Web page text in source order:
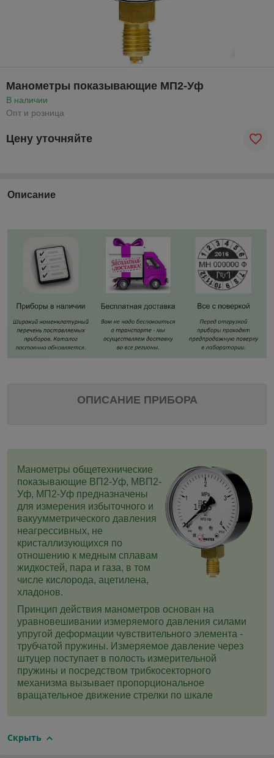
Манометры показывающие МП2-Уф
В наличии
Опт и розница
Цену уточняйте
Описание
ОПИСАНИЕ ПРИБОРА
Манометры общетехнические
показывающие ВП2-Уф, МВП2-
Уф, МП2-Уф предназначены
для измерения избыточного и
вакуумметрического давления
неагрессивных, не
кристаллизующихся по
отношению к медным сплавам
жидкостей, пара и газа, в том
числе кислорода, ацетилена,
хладонов.
Принцип действия манометров основан на
уравновешивании измеряемого давления силами
упругой деформации чувствительного элемента -
трубчатой пружины. Измеряемое давление через
штуцер поступает в полость измерительной
пружины и посредством трибкосекторного
механизма вызывает пропорциональное
вращательное движение стрелки по шкале
Скрыть